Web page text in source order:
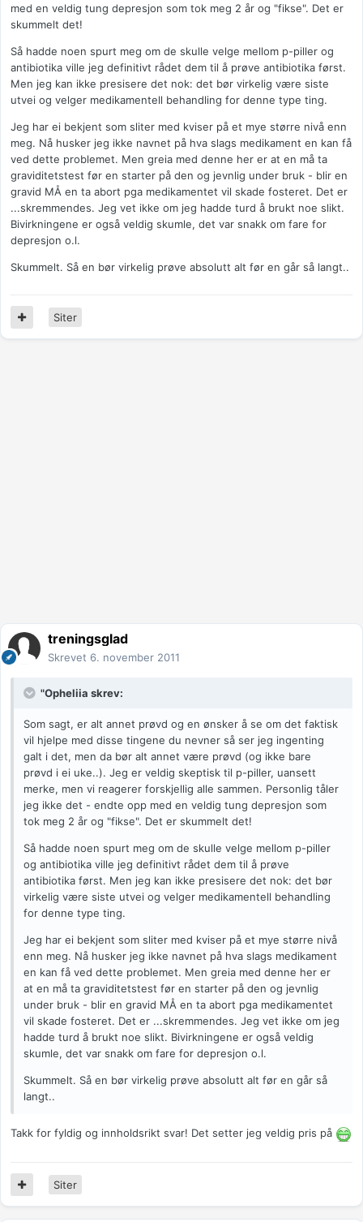
med en veldig tung depresjon som tok meg 2 år og "fikse". Det er
skummelt det!
Så hadde noen spurt meg om de skulle velge mellom p-piller og
antibiotika ville jeg definitivt rådet dem til å prøve antibiotika først.
Men jeg kan ikke presisere det nok: det bør virkelig være siste
utvei og velger medikamentell behandling for denne type ting.
Jeg har ei bekjent som sliter med kviser på et mye større nivå enn
meg. Nå husker jeg ikke navnet på hva slags medikament en kan få
ved dette problemet. Men greia med denne her er at en må ta
graviditetstest før en starter på den og jevnlig under bruk - blir en
gravid MÅ en ta abort pga medikamentet vil skade fosteret. Det er
...skremmendes. Jeg vet ikke om jeg hadde turd å brukt noe slikt.
Bivirkningene er også veldig skumle, det var snakk om fare for
depresjon o.l.
Skummelt. Så en bør virkelig prøve absolutt alt før en går så langt..
Siter
treningsglad
Skrevet 6. november 2011
"Opheliia skrev:
Som sagt, er alt annet prøvd og en ønsker å se om det faktisk
vil hjelpe med disse tingene du nevner så ser jeg ingenting
galt i det, men da bør alt annet være prøvd (og ikke bare
prøvd i ei uke..). Jeg er veldig skeptisk til p-piller, uansett
merke, men vi reagerer forskjellig alle sammen. Personlig tåler
jeg ikke det - endte opp med en veldig tung depresjon som
tok meg 2 år og "fikse". Det er skummelt det!
Så hadde noen spurt meg om de skulle velge mellom p-piller
og antibiotika ville jeg definitivt rådet dem til å prøve
antibiotika først. Men jeg kan ikke presisere det nok: det bør
virkelig være siste utvei og velger medikamentell behandling
for denne type ting.
Jeg har ei bekjent som sliter med kviser på et mye større nivå
enn meg. Nå husker jeg ikke navnet på hva slags medikament
en kan få ved dette problemet. Men greia med denne her er
at en må ta graviditetstest før en starter på den og jevnlig
under bruk - blir en gravid MÅ en ta abort pga medikamentet
vil skade fosteret. Det er ...skremmendes. Jeg vet ikke om jeg
hadde turd å brukt noe slikt. Bivirkningene er også veldig
skumle, det var snakk om fare for depresjon o.l.
Skummelt. Så en bør virkelig prøve absolutt alt før en går så
langt..
Takk for fyldig og innholdsrikt svar! Det setter jeg veldig pris på
Siter